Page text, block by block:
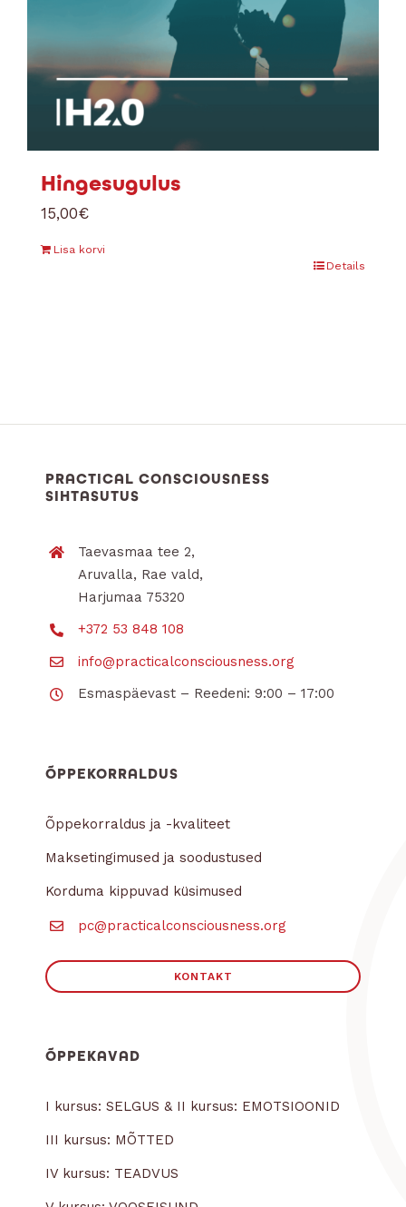
Hingesugulus
15,00€
Lisa korvi
Details
PRACTICAL CONSCIOUSNESS
SIHTASUTUS
Taevasmaa tee 2,
Aruvalla, Rae vald,
Harjumaa 75320
+372 53 848 108
info@practicalconsciousness.org
Esmaspäevast – Reedeni: 9:00 – 17:00
ÕPPEKORRALDUS
Õppekorraldus ja -kvaliteet
Maksetingimused ja soodustused
Korduma kippuvad küsimused
pc@practicalconsciousness.org
KONTAKT
ÕPPEKAVAD
I kursus: SELGUS & II kursus: EMOTSIOONID
III kursus: MÕTTED
IV kursus: TEADVUS